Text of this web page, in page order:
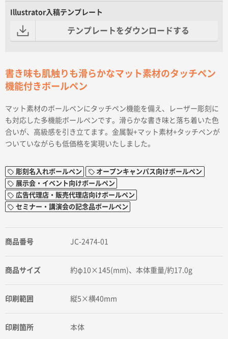
Illustrator入稿テンプレート
テンプレートをダウンロードする
書き味も肌触りも滑らかなマット素材のタッチペン
機能付きボールペン
マット素材のボールペンにタッチペン機能を備え、レーザー彫刻に
も対応した多機能ボールペンです。滑らかな書き味と落ち着いた色
合いが、高級感を引き立てます。金属製+マット素材+タッチペンが
ついていながらも低価格を実現いたしました。
彫刻名入れボールペン
オープンキャンパス向けボールペン
展示会・イベント向けボールペン
広告代理店・販売代理店向けボールペン
セミナー・講演会の記念品ボールペン
商品番号 JC-2474-01
商品サイズ 約φ10×145(mm)、本体重量/約17.0g
印刷範囲 縦5×横40mm
印刷箇所 本体